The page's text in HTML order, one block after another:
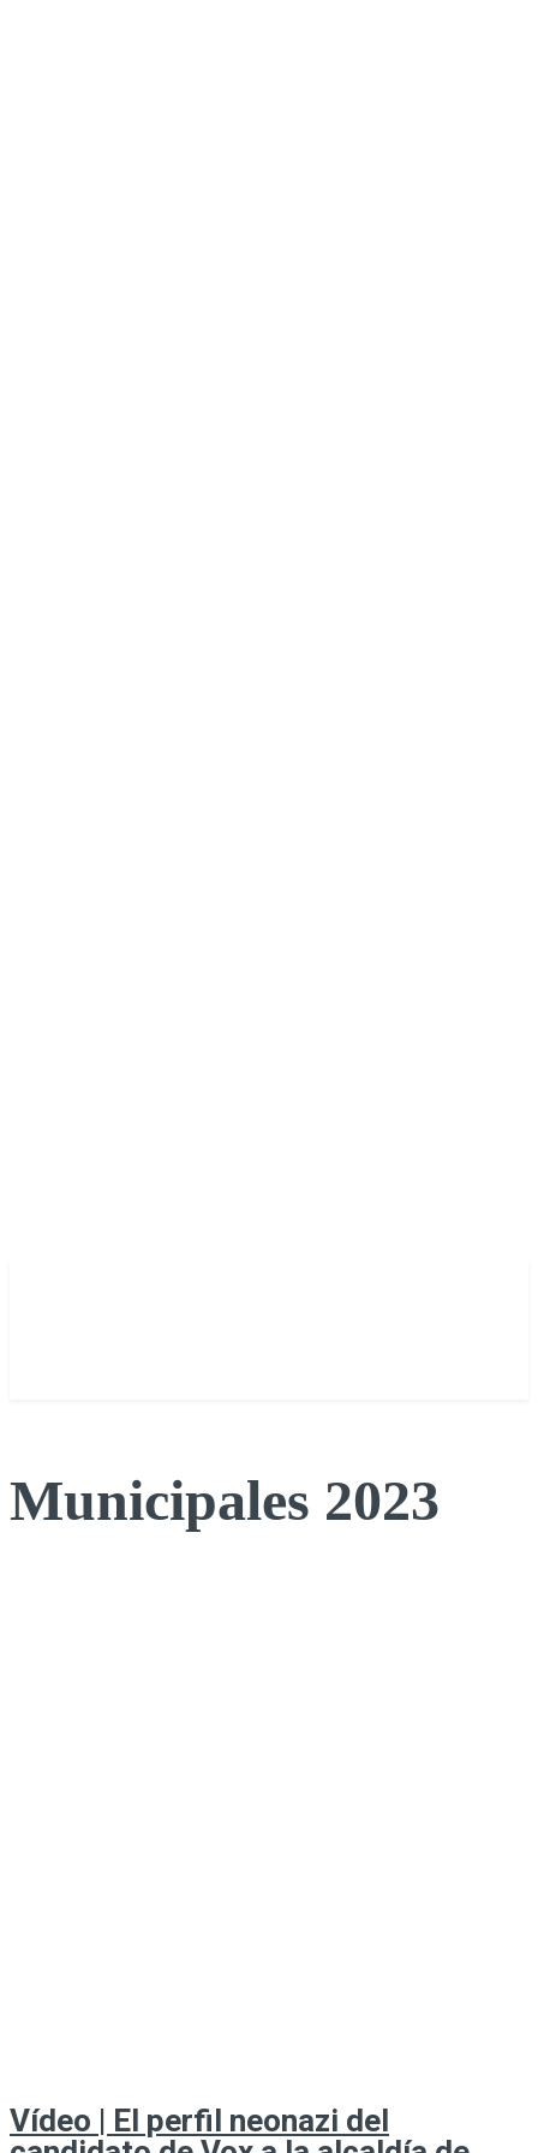
Municipales 2023
Vídeo | El perfil neonazi del